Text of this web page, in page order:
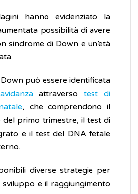
hanno evidenziato la
possibilità di avere
sindrome di Down e un’età
può essere identificata
attraversotest di
, che comprendono il
del primo trimestre, il test di
e il test del DNA fetale
diverse strategie per
e il raggiungimento